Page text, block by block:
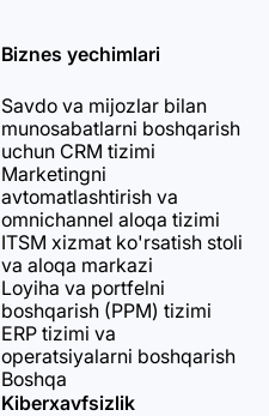
Biznes yechimlari
Savdo va mijozlar bilan
munosabatlarni boshqarish
uchun CRM tizimi
Marketingni
avtomatlashtirish va
omnichannel aloqa tizimi
ITSM xizmat ko'rsatish stoli
va aloqa markazi
Loyiha va portfelni
boshqarish (PPM) tizimi
ERP tizimi va
operatsiyalarni boshqarish
Boshqa
Kiberxavfsizlik